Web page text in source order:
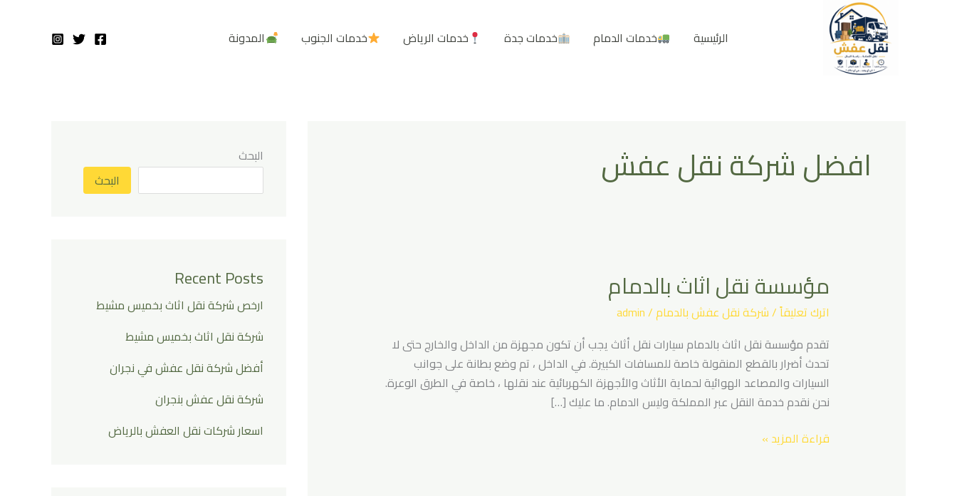
الرئيسية خدمات الدمام خدمات جدة خدمات الرياض خدمات الجنوب المدونة
افضل شركة نقل عفش
مؤسسة نقل اثاث بالدمام
اترك تعليقاً/شركة نقل عفش بالدمام/
admin
تقدم مؤسسة نقل اثاث بالدمام سيارات نقل أثاث يجب أن تكون مجهزة من الداخل والخارج حتى لا
تحدث أضرار بالقطع المنقولة خاصة للمسافات الكبيرة. في الداخل ، تم وضع بطانة على جوانب
السيارات والمصاعد الهوائية لحماية الأثاث والأجهزة الكهربائية عند نقلها ، خاصة في الطرق الوعرة.
نحن نقدم خدمة النقل عبر المملكة وليس الدمام. ما عليك […]
مؤسسة
نقل
اثاث
بالدمام
قراءة المزيد »
البحث
البحث
Recent Posts
ارخص شركة نقل اثاث بخميس مشيط
شركة نقل اثاث بخميس مشيط
أفضل شركة نقل عفش في نجران
شركة نقل عفش بنجران
اسعار شركات نقل العفش بالرياض